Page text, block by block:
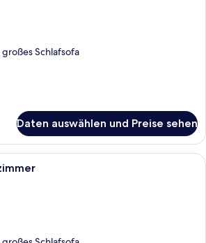
Schlafsofa
Daten auswählen und Preise sehen
Ein modernes Wohnzimmer mit